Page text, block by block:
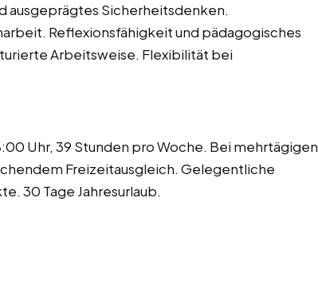
ausgeprägtes Sicherheitsdenken.
Reflexionsfähigkeit und pädagogisches
Arbeitsweise. Flexibilität bei
Uhr, 39 Stunden pro Woche. Bei mehrtägigen
Freizeitausgleich. Gelegentliche
30 Tage Jahresurlaub.